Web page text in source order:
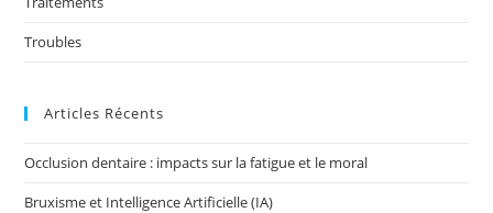
Troubles
Articles Récents
Occlusion dentaire : impacts sur la fatigue et le moral
Bruxisme et Intelligence Artificielle (IA)